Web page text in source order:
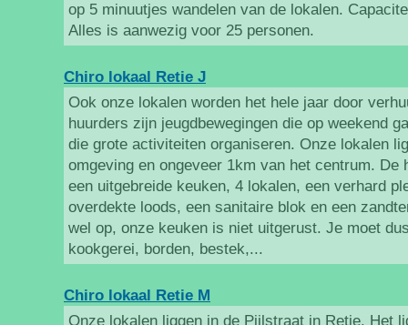
op 5 minuutjes wandelen van de lokalen.
Alles is aanwezig voor 25 personen.
Chiro lokaal Retie J
Ook onze lokalen worden het hele jaar door
huurders zijn jeugdbewegingen die op weekend
die grote activiteiten organiseren. Onze lokalen
omgeving en ongeveer 1km van het centrum. De
een uitgebreide keuken, 4 lokalen, een verhard
overdekte loods, een sanitaire blok en een
wel op, onze keuken is niet uitgerust. Je moet
kookgerei, borden, bestek,...
Chiro lokaal Retie M
Onze lokalen liggen in de Pijlstraat in Retie. Het